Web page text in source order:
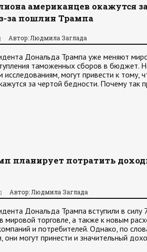
американцев окажутся
за пошлин Трампа
Автор: Людмила Заглада
Дональда Трампа уже меняют
таможенных сборов в бюджет.
исследованиям, могут привести к тому,
за чертой бедности. Почему так
планирует потратить
Автор: Людмила Заглада
Дональда Трампа вступили в силу
мировой торговле, а также к новым
и потребителей. Однако, по
они могут принести и значительный